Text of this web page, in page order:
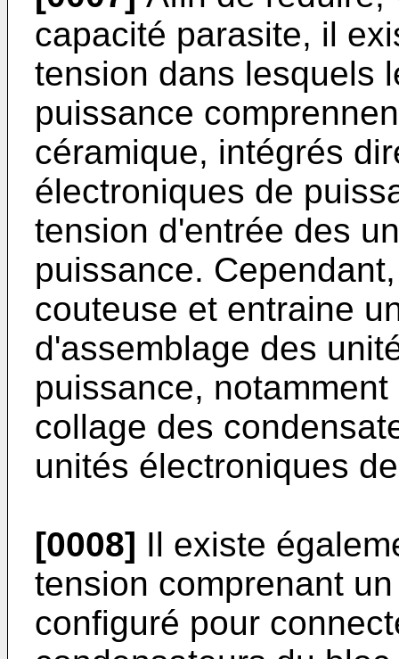
capacité parasite, il
tension dans lesquels
puissance
céramique, intégrés
électroniques de
tension d'entrée des
puissance.
couteuse et entraine
d'assemblage des
puissance,
collage des
unités électroniques
[0008] Il existe
tension comprenant
configuré pour